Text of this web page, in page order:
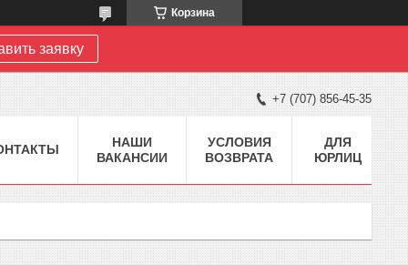
Корзина
заявку
+7 (707) 856-45-35
НАШИ
ВАКАНСИИ
УСЛОВИЯ
ВОЗВРАТА
ДЛЯ
ЮРЛИЦ